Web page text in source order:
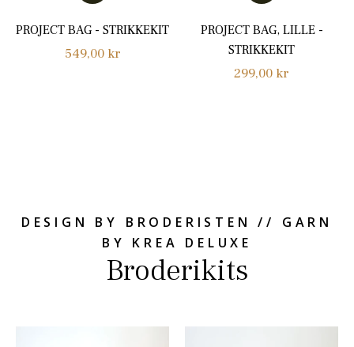
PROJECT BAG - STRIKKEKIT
Normalpris
549,00 kr
PROJECT BAG, LILLE -
STRIKKEKIT
Normalpris
299,00 kr
DESIGN BY BRODERISTEN // GARN
BY KREA DELUXE
Broderikits